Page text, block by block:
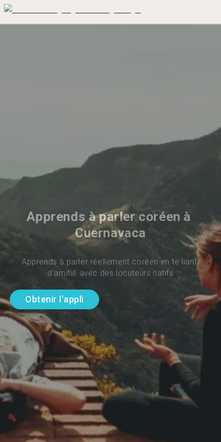
Apprends à parler coréen à
Cuernavaca
Apprends à parler réellement coréen en te liant
d'amitié avec des locuteurs natifs
Obtenir l'appli